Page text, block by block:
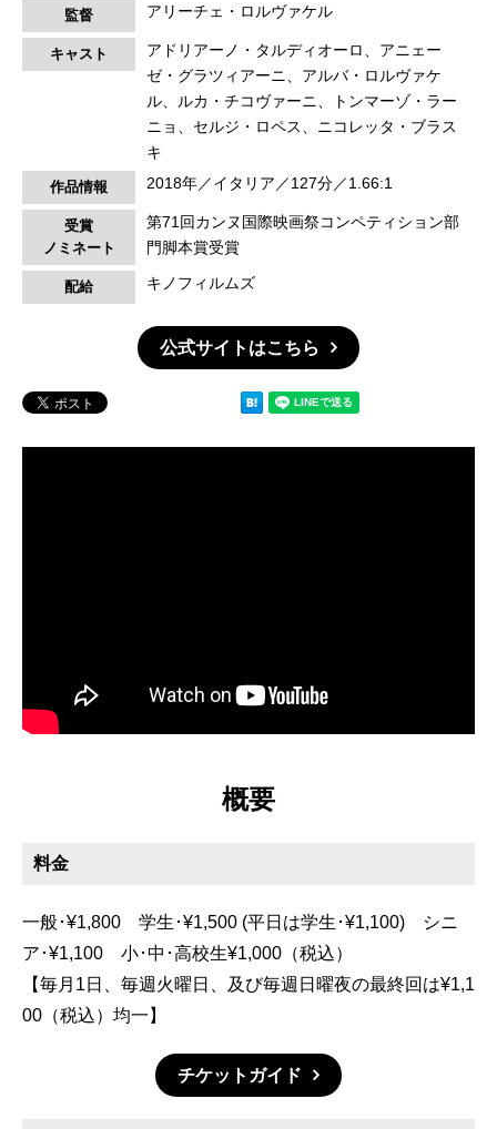
監督 アリーチェ・ロルヴァケル
キャスト
アドリアーノ・タルディオーロ、アニェー
ゼ・グラツィアーニ、アルバ・ロルヴァケ
ル、ルカ・チコヴァーニ、トンマーゾ・ラー
ニョ、セルジ・ロペス、ニコレッタ・ブラス
キ
作品情報 2018年／イタリア／127分／1.66:1
受賞
ノミネート
第71回カンヌ国際映画祭コンペティション部
門脚本賞受賞
配給 キノフィルムズ
公式サイトはこちら
概要
料金
一般･¥1,800 学生･¥1,500 (平日は学生･¥1,100) シニ
ア･¥1,100 小･中･高校生¥1,000（税込）
【毎月1日、毎週火曜日、及び毎週日曜夜の最終回は¥1,1
00（税込）均一】
チケットガイド